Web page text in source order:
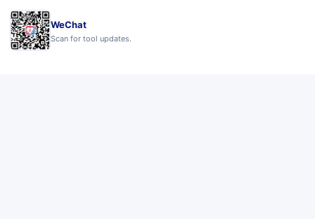
WeChat
Scan for tool updates.